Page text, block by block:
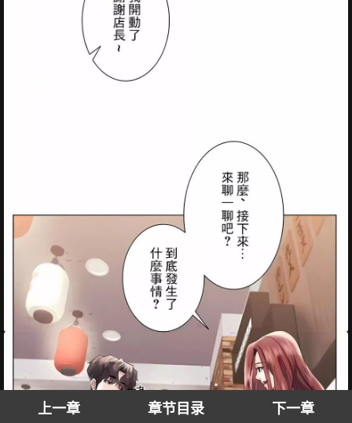
上一章 章节目录 下一章